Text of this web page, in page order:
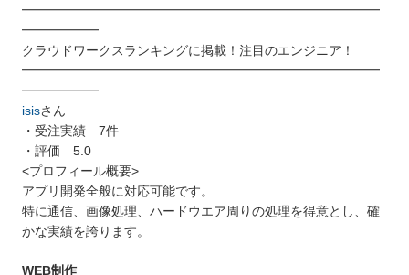
━━━━━━━━━━━━━━━━━━━━━━━━━━━━
━━━━━━
クラウドワークスランキングに掲載！注目のエンジニア！
━━━━━━━━━━━━━━━━━━━━━━━━━━━━
━━━━━━
isisさん
・受注実績 7件
・評価 5.0
<プロフィール概要>
アプリ開発全般に対応可能です。
特に通信、画像処理、ハードウエア周りの処理を得意とし、確
かな実績を誇ります。
WEB制作